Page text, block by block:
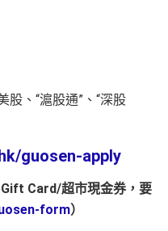
、“滬股通”、“深股
guosen-apply
Gift Card/超市現金券，要
form）